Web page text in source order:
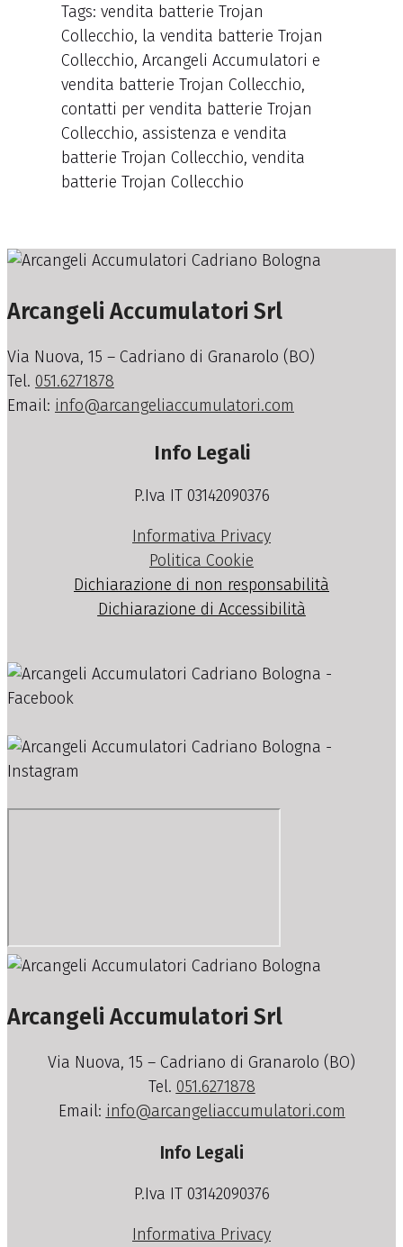
Tags: vendita batterie Trojan
Collecchio, la vendita batterie Trojan
Collecchio, Arcangeli Accumulatori e
vendita batterie Trojan Collecchio,
contatti per vendita batterie Trojan
Collecchio, assistenza e vendita
batterie Trojan Collecchio, vendita
batterie Trojan Collecchio
Arcangeli Accumulatori Srl
Via Nuova, 15 – Cadriano di Granarolo (BO)
Tel. 051.6271878
Email: info@arcangeliaccumulatori.com
Info Legali
P.Iva IT 03142090376
Informativa Privacy
Politica Cookie
Dichiarazione di non responsabilità
Dichiarazione di Accessibilità
Arcangeli Accumulatori Srl
Via Nuova, 15 – Cadriano di Granarolo (BO)
Tel. 051.6271878
Email: info@arcangeliaccumulatori.com
Info Legali
P.Iva IT 03142090376
Informativa Privacy